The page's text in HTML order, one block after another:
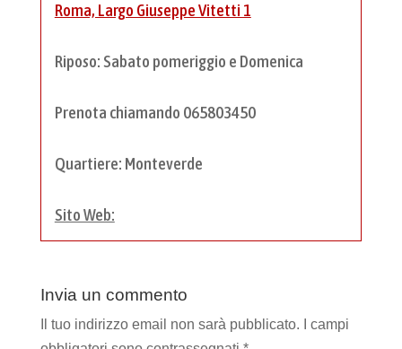
Roma, Largo Giuseppe Vitetti 1
Riposo: Sabato pomeriggio e Domenica
Prenota chiamando 065803450
Quartiere: Monteverde
Sito Web:
Invia un commento
Il tuo indirizzo email non sarà pubblicato.
I campi